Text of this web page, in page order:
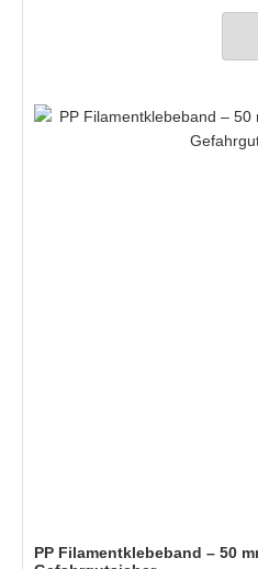
PP Filamentklebeband – 50